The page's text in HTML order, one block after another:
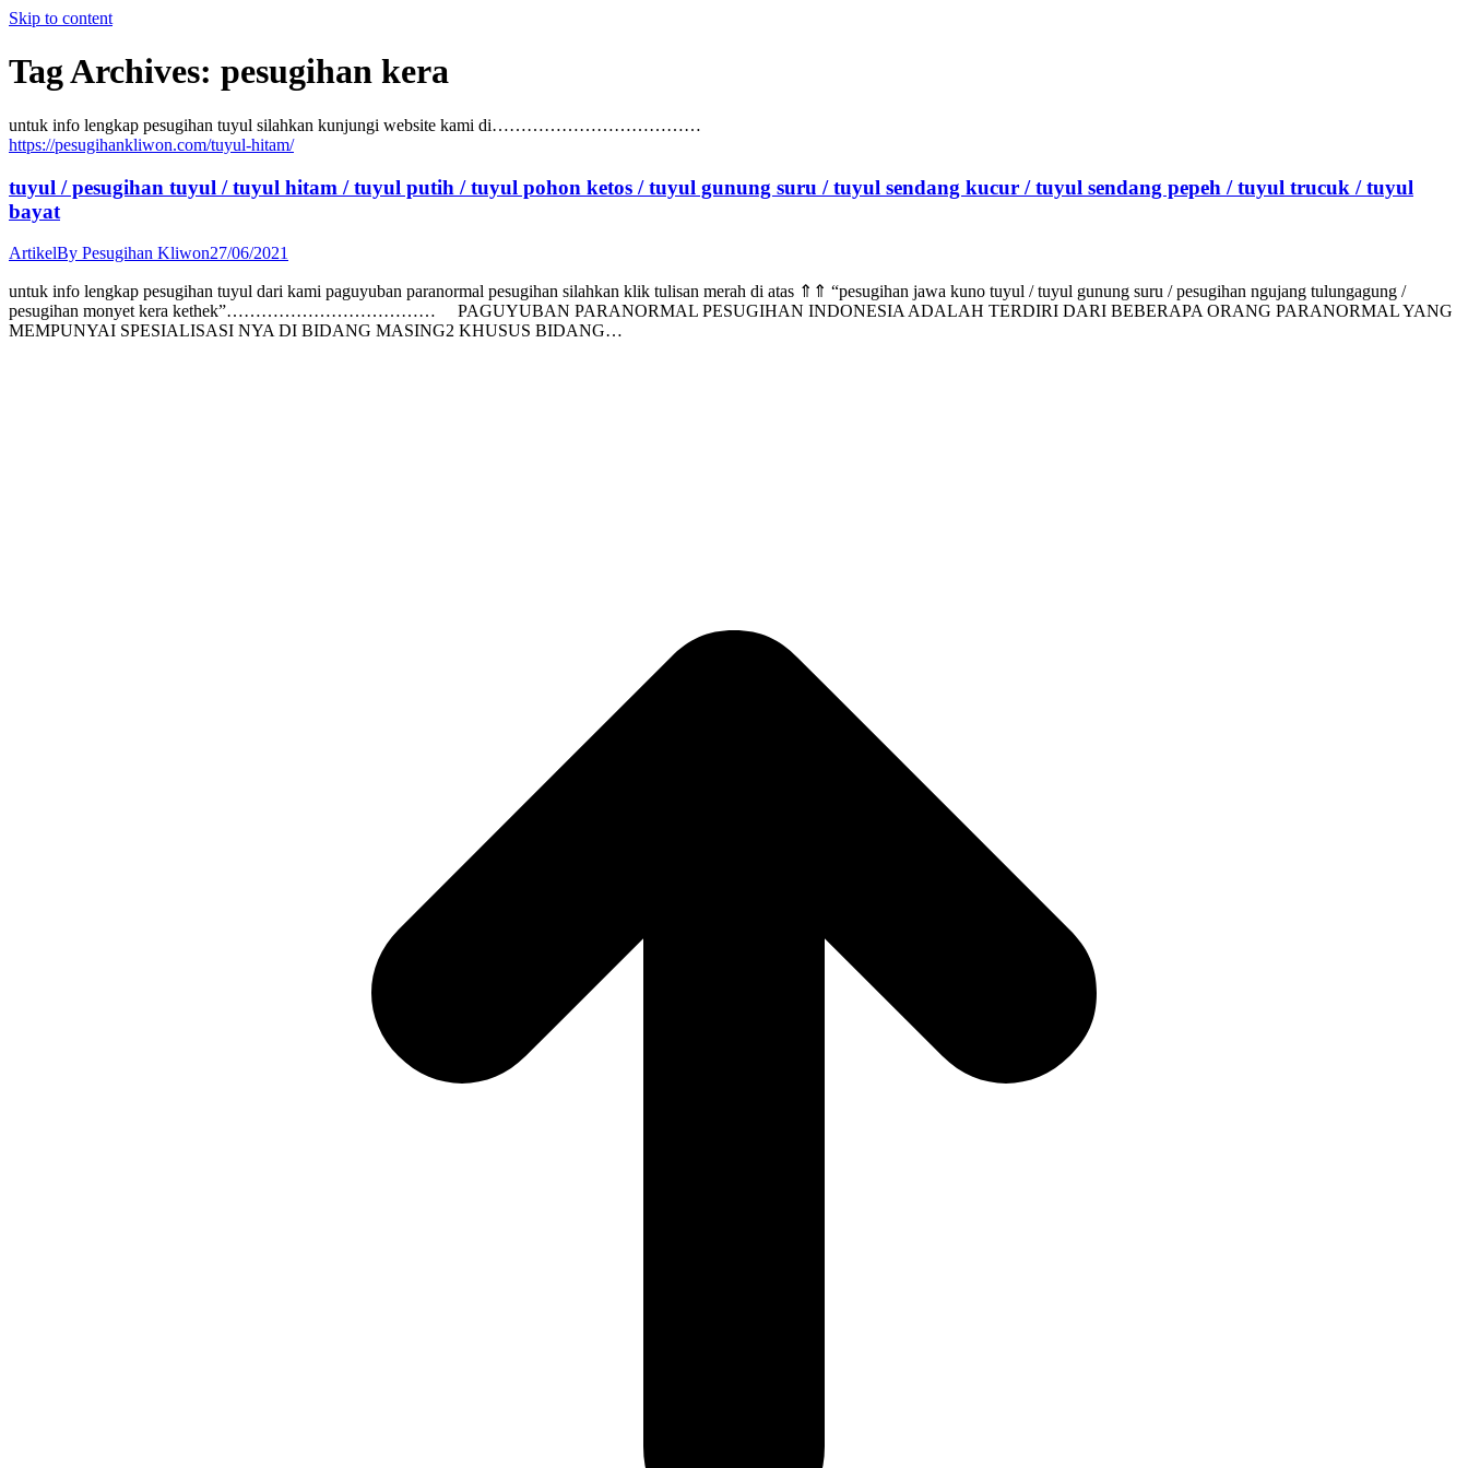
Skip to content
Tag Archives: pesugihan kera
untuk info lengkap pesugihan tuyul silahkan kunjungi website kami di………………………………
https://pesugihankliwon.com/tuyul-hitam/
tuyul / pesugihan tuyul / tuyul hitam / tuyul putih / tuyul pohon ketos / tuyul gunung suru / tuyul sendang kucur / tuyul sendang pepeh / tuyul trucuk / tuyul
bayat
ArtikelBy Pesugihan Kliwon27/06/2021
untuk info lengkap pesugihan tuyul dari kami paguyuban paranormal pesugihan silahkan klik tulisan merah di atas ⇑⇑ “pesugihan jawa kuno tuyul / tuyul gunung suru / pesugihan ngujang tulungagung /
pesugihan monyet kera kethek”……………………………… PAGUYUBAN PARANORMAL PESUGIHAN INDONESIA ADALAH TERDIRI DARI BEBERAPA ORANG PARANORMAL YANG
MEMPUNYAI SPESIALISASI NYA DI BIDANG MASING2 KHUSUS BIDANG…